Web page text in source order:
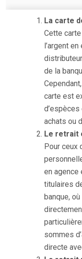
La carte
Cette
l’argent
de la
carte est
achats ou
Le retrait
Pour ceux
en agence
titulaires
banque,
sommes
directe